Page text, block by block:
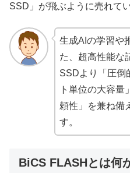
SSD」が飛ぶように売れて
生成AIの学習や
た、超高性能な
SSDより「圧倒
ト単位の大容量
頼性」を兼ね備
す。
BiCS FLASHとは何